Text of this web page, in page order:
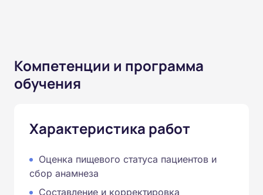
Компетенции и программа
обучения
Характеристика работ
Оценка пищевого статуса пациентов и
сбор анамнеза
Составление и корректировка